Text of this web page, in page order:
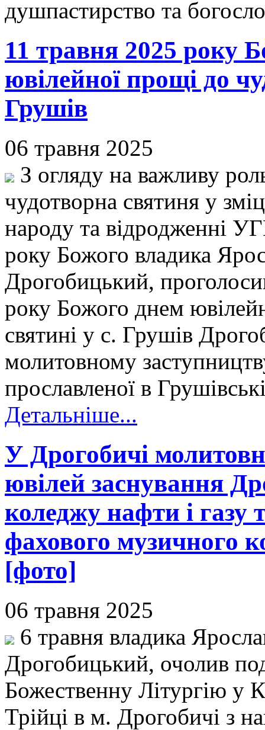
душпастирство та
11 травня 2025 року
ювілейної прощі до
Грушів
06 травня 2025
З огляду на важливу
чудотворна святиня у
народу та відродженні
року Божого владика
Дрогобицький,
року Божого днем
святині у с. Грушів
молитовному
прославленої в
Детальніше...
У Дрогобичі
ювілей заснування
коледжу нафти і газу
фахового музичного
[фото]
06 травня 2025
6 травня владика
Дрогобицький, очолив
Божественну Літургію у
Трійці в м. Дрогобичі з